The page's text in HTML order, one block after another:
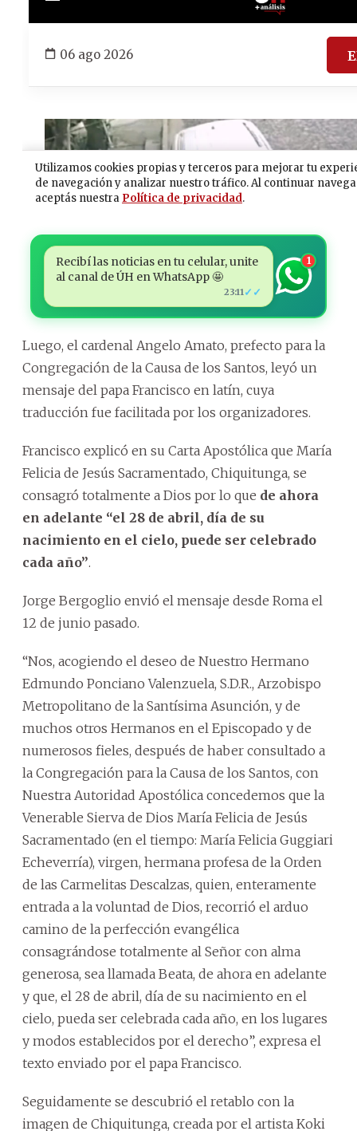
Recibí las noticias en tu celular, unite
al canal de ÚH en WhatsApp 🤩
23:11 ✓✓
1
Luego, el cardenal Angelo Amato, prefecto para la
Congregación de la Causa de los Santos, leyó un
mensaje del papa Francisco en latín, cuya
traducción fue facilitada por los organizadores.
Francisco explicó en su Carta Apostólica que María
Felicia de Jesús Sacramentado, Chiquitunga, se
consagró totalmente a Dios por lo que de ahora
en adelante “el 28 de abril, día de su
nacimiento en el cielo, puede ser celebrado
cada año”.
Jorge Bergoglio envió el mensaje desde Roma el
12 de junio pasado.
“Nos, acogiendo el deseo de Nuestro Hermano
Edmundo Ponciano Valenzuela, S.D.R., Arzobispo
Metropolitano de la Santísima Asunción, y de
muchos otros Hermanos en el Episcopado y de
numerosos fieles, después de haber consultado a
la Congregación para la Causa de los Santos, con
Nuestra Autoridad Apostólica concedemos que la
Venerable Sierva de Dios María Felicia de Jesús
Sacramentado (en el tiempo: María Felicia Guggiari
Echeverría), virgen, hermana profesa de la Orden
de las Carmelitas Descalzas, quien, enteramente
entrada a la voluntad de Dios, recorrió el arduo
camino de la perfección evangélica
consagrándose totalmente al Señor con alma
generosa, sea llamada Beata, de ahora en adelante
y que, el 28 de abril, día de su nacimiento en el
cielo, pueda ser celebrada cada año, en los lugares
y modos establecidos por el derecho”, expresa el
texto enviado por el papa Francisco.
Seguidamente se descubrió el retablo con la
imagen de Chiquitunga, creada por el artista Koki